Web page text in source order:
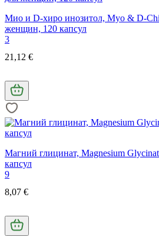
Мио и D-хиро инозитол, Myo & D-
женщин, 120 капсул
3
21,12 €
Магний глицинат, Magnesium
капсул
9
8,07 €